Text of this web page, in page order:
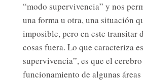
“modo supervivencia” y nos
una forma u otra, una situación
imposible, pero en este transitar
cosas fuera. Lo que caracteriza
supervivencia”, es que el
funcionamiento de algunas